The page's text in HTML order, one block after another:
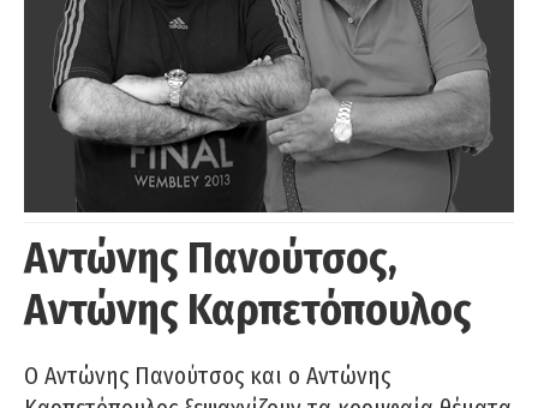
Αντώνης Πανούτσος,
Αντώνης Καρπετόπουλος
Ο Αντώνης Πανούτσος και ο Αντώνης